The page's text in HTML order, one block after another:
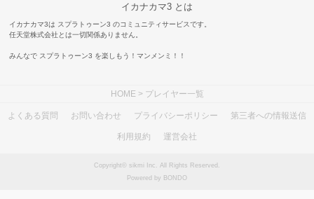
イカナカマ3 とは
イカナカマ3は スプラトゥーン3 のコミュニティサービスです。
任天堂株式会社とは一切関係ありません。
みんなで スプラトゥーン3 を楽しもう！マンメンミ！！
HOME> プレイヤー一覧
よくある質問 お問い合わせ プライバシーポリシー 第三者への情報送信
利用規約 運営会社
Copyright© sikmi Inc. All Rights Reserved.
Powered by BONDO